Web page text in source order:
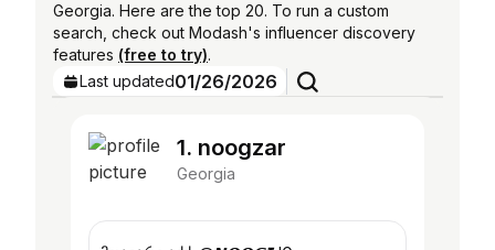
Georgia. Here are the top 20. To run a custom
search, check out Modash's influencer discovery
features (free to try).
Last updated01/26/2026
1. noogzar
Georgia